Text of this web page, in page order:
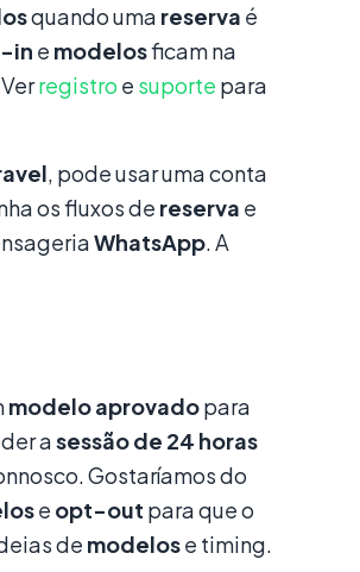
quando uma reserva é
in e modelosficam na
registro e suporte para
, pode usar uma conta
os fluxos de reserva e
WhatsApp . A
modelo aprovadopara
asessão de 24 horas
Gostaríamos do
e opt-out para que o
de modelose timing.